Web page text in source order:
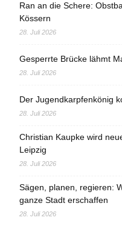
Ran an die Schere:
Kössern
28. Juli 2026
Gesperrte Brücke lähmt
28. Juli 2026
Der Jugendkarpfenkönig
28. Juli 2026
Christian Kaupke wird
Leipzig
28. Juli 2026
Sägen, planen, regieren:
ganze Stadt erschaffen
28. Juli 2026